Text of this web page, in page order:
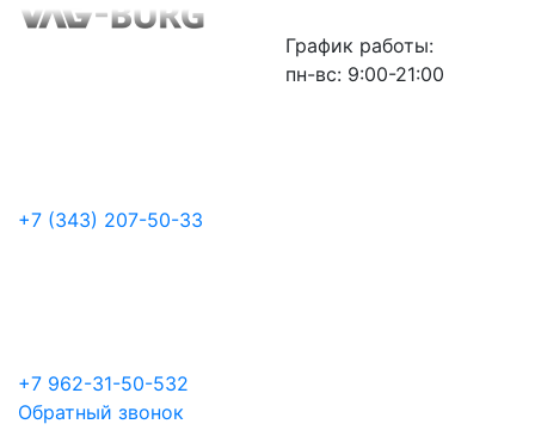
+7 (343) 207-50-33
+7 962-31-50-532
График работы:
пн-вс: 9:00-21:00
Обратный звонок